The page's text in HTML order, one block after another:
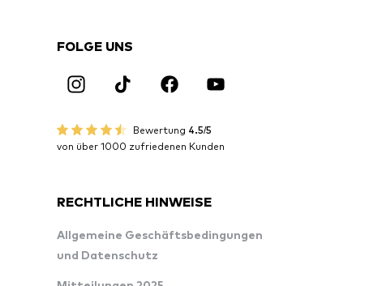
FOLGE UNS
Bewertung 4.5/5
von über 1000 zufriedenen Kunden
RECHTLICHE HINWEISE
Allgemeine Geschäftsbedingungen
und Datenschutz